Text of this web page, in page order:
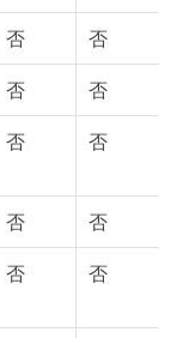
否 否
否 否
否 否
否 否
否 否